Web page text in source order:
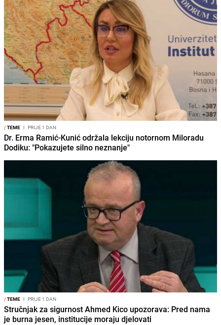
/TEME I PRIJE 1 DAN
Dr. Erma Ramić-Kunić održala lekciju notornom Miloradu
Dodiku: "Pokazujete silno neznanje"
/TEME I PRIJE 1 DAN
Stručnjak za sigurnost Ahmed Kico upozorava: Pred nama
je burna jesen, institucije moraju djelovati